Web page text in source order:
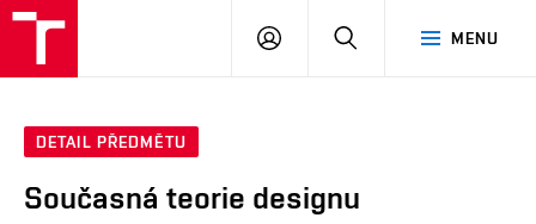
MENU
PŘIHLÁSIT
DETAIL PŘEDMĚTU
Současná teorie designu